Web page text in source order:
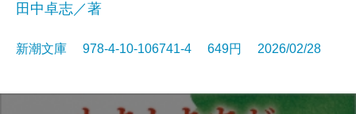
田中卓志／著
新潮文庫 978-4-10-106741-4 649円 2026/02/28